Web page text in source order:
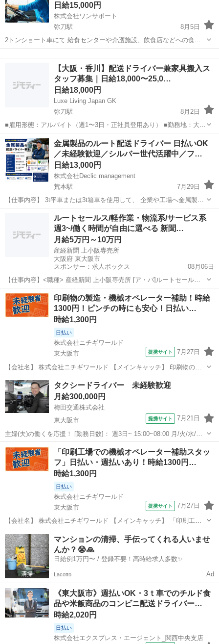
日給15,000円
株式会社ワンサポート
弥刀駅
8月5日
2トンショート車にて 給食センターや介護施設、飲食店などへの食品
の配送するお仕事です😁 配送件数は10-15件です！ やりじまいのお仕
事のため慣れれば早く上がってもらえます！ 7:00出勤、16:00退社 慣
【大阪・香川】配送ドライバー兼家具搬入ス
タッフ募集｜日給18,000〜25,0…
日給18,000円
Luxe Living Japan GK
弥刀駅
8月2日
■雇用形態：アルバイト（週1〜3日・正社員登用あり） ■勤務地：大阪
府内・香川県さぬき市（出張あり） ■仕事内容： ・高級輸入家具の配
送（大阪・東京・愛知方面） ・お客様宅への搬入・組み立て補助 ・倉
庫内作業（さぬ...
大阪 東大阪市 弥刀駅 ドライバー スタッフ
金属製品のルート配送ドライバー 日払いOK
／未経験歓迎／シルバー世代活躍中／フ…
日給13,000円
株式会社Declic management
荒本駅
7月29日
【仕事内容】 3t平車または3t箱車を使用して、 企業や工場へ金属製品
を配送するルート配送のお仕事です。 配送エリアは固定のお客様が中
心なので、 一度仕事の流れを覚えれば毎日スムーズに配送できます。
東大阪市 荒本駅 ドライバー シルバー
ルートセールス/軽作業・物流系/サービス系
週3~/働く時間が自由に選べる 新聞…
月給5万円～10万円
産経新聞 上小阪専売所
大阪府 東大阪市
スポンサー：求人ボックス
08月06日
【仕事内容】<職種> 産経新聞 上小阪専売所 [ア・パ]ルートセール
ス・ラウンダー、軽作業・物流その他、サービスその他 <雇用形態>
アルバイト・パート <給与> [ア・パ]月給5万円～10万円 交通費:一部支
給 規定内支給 <集...
アルバイト・パート
印刷物の製造・機械オペレーター補助！時給
1300円！ピンチの時にも安心！日払い…
時給1,300円
日払い
株式会社ニチギワールド
東大阪市
提携サイト 7月27日
【会社名】 株式会社ニチギワールド 【メインキャッチ】 印刷物の製
造・機械オペレーター補助！時給1300円！ピンチの時にも安心！日払
いOK！男性のみスタッフ活躍中！履歴書無しで応募OK！ 【コメン
ト】 カンタン軽作業や人...
大阪 東大阪市 ドライバー
タクシードライバー 未経験歓迎
月給300,000円
梅田交通株式会社
東大阪市
提携サイト 7月21日
主婦(夫)の働くを応援！ [勤務日数]： 週3日~ 15:00~08:00 月/火/水/木/
金/土/日 などから選べます [勤務地・最寄駅]： 大阪府東大阪市菱江2-
12-9 梅田タクシー株式会社 荒本駅徒歩11分 [...
大阪 東大阪市 ドライバー
「印刷工場での機械オペレーター補助スタッ
フ」日払い・週払いあり！時給1300円…
時給1,300円
日払い
株式会社ニチギワールド
東大阪市
提携サイト 7月27日
【会社名】 株式会社ニチギワールド 【メインキャッチ】 「印刷工場
での機械オペレーター補助スタッフ」日払い・週払いあり！時給1300
円！履歴書・来社不要！東大阪市 【コメント】 ★当社の魅力★ 20代
～40代のスタ...
大阪 東大阪市 ドライバー
マンションの清掃、手伝ってくれる人いませ
んか？😭🙏
日給例1万円〜 / 登録不要！高時給求人多数✨
Lacotto Ad
《東大阪市》週払いOK・3ｔ車でのチルド食
品や米飯商品のコンビニ配送ドライバー…
時給2,020円
日払い
株式会社エクスプレス・エージェント_関西中央支店